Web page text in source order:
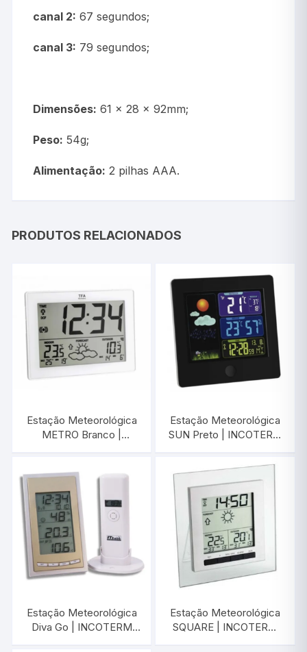
canal 2: 67 segundos;
canal 3: 79 segundos;
Dimensões: 61 x 28 x 92mm;
Peso: 54g;
Alimentação: 2 pilhas AAA.
PRODUTOS RELACIONADOS
Estação Meteorológica
METRO Branco |
Estação Meteorológica
SUN Preto | INCOTERM
Estação Meteorológica
Diva Go | INCOTERM
Estação Meteorológica
SQUARE | INCOTERM